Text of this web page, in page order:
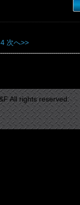
4 次へ>>
All rights reserved.